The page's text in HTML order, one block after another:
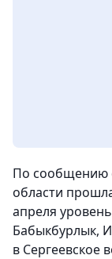
По сообщению
области
апреля
Бабыкбурлык,
в Сергеевское